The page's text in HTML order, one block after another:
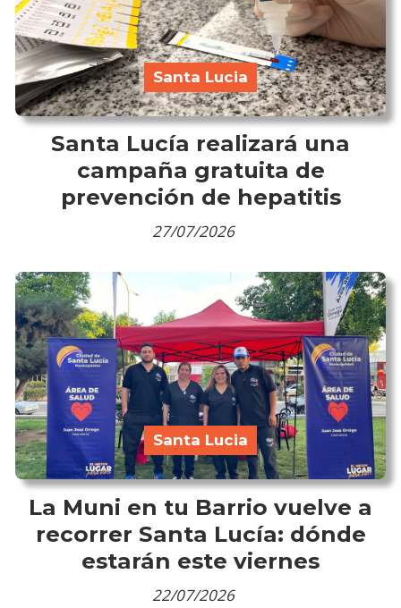
Santa Lucía realizará una
campaña gratuita de
prevención de hepatitis
Santa Lucia
27/07/2026
La Muni en tu Barrio vuelve a
recorrer Santa Lucía: dónde
estarán este viernes
Santa Lucia
22/07/2026